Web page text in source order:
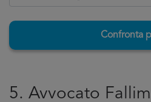
Confronta
5. Avvocato